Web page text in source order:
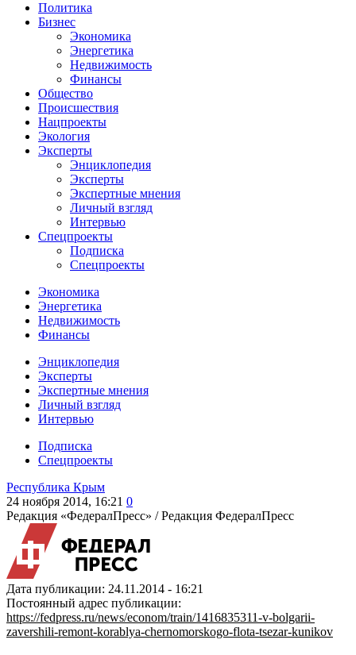
Политика
Бизнес
Экономика
Энергетика
Недвижимость
Финансы
Общество
Происшествия
Нацпроекты
Экология
Эксперты
Энциклопедия
Эксперты
Экспертные мнения
Личный взгляд
Интервью
Спецпроекты
Подписка
Спецпроекты
Экономика
Энергетика
Недвижимость
Финансы
Энциклопедия
Эксперты
Экспертные мнения
Личный взгляд
Интервью
Подписка
Спецпроекты
Республика Крым
24 ноября 2014, 16:21 0
Редакция «ФедералПресс» /Редакция ФедералПресс
Дата публикации: 24.11.2014 - 16:21
Постоянный адрес публикации:
https://fedpress.ru/news/econom/train/1416835311-v-bolgarii-
zavershili-remont-korablya-chernomorskogo-flota-tsezar-kunikov